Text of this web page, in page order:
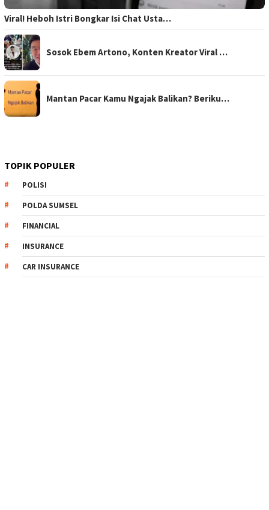
Viral! Heboh Istri Bongkar Isi Chat Usta…
Sosok Ebem Artono, Konten Kreator Viral …
Mantan Pacar Kamu Ngajak Balikan? Beriku…
TOPIK POPULER
POLISI
POLDA SUMSEL
FINANCIAL
INSURANCE
CAR INSURANCE